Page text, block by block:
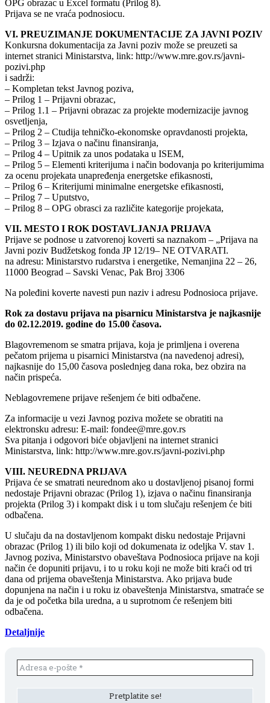
OPG obrazac u Excel formatu (Prilog 8).
Prijava se ne vraća podnosiocu.
VI. PREUZIMANJE DOKUMENTACIJE ZA JAVNI POZIV
Konkursna dokumentacija za Javni poziv može se preuzeti sa
internet stranici Ministarstva, link: http://www.mre.gov.rs/javni-
pozivi.php
i sadrži:
– Kompletan tekst Javnog poziva,
– Prilog 1 – Prijavni obrazac,
– Prilog 1.1 – Prijavni obrazac za projekte modernizacije javnog
osvetljenja,
– Prilog 2 – Ctudija tehničko-ekonomske opravdanosti projekta,
– Prilog 3 – Izjava o načinu finansiranja,
– Prilog 4 – Upitnik za unos podataka u ISEM,
– Prilog 5 – Elementi kriterijuma i način bodovanja po kriterijumima
za ocenu projekata unapređenja energetske efikasnosti,
– Prilog 6 – Kriterijumi minimalne energetske efikasnosti,
– Prilog 7 – Uputstvo,
– Prilog 8 – OPG obrasci za različite kategorije projekata,
VII. MESTO I ROK DOSTAVLJANJA PRIJAVA
Prijave se podnose u zatvorenoj koverti sa naznakom – „Prijava na
Javni poziv Budžetskog fonda JP 12/19– NE OTVARATI.
na adresu: Ministarstvo rudarstva i energetike, Nemanjina 22 – 26,
11000 Beograd – Savski Venac, Pak Broj 3306
Na poleđini koverte navesti pun naziv i adresu Podnosioca prijave.
Rok za dostavu prijava na pisarnicu Ministarstva je najkasnije
do 02.12.2019. godine do 15.00 časova.
Blagovremenom se smatra prijava, koja je primljena i overena
pečatom prijema u pisarnici Ministarstva (na navedenoj adresi),
najkasnije do 15,00 časova poslednjeg dana roka, bez obzira na
način prispeća.
Neblagovremene prijave rešenjem će biti odbačene.
Za informacije u vezi Javnog poziva možete se obratiti na
elektronsku adresu: E-mail: fondee@mre.gov.rs
Sva pitanja i odgovori biće objavljeni na internet stranici
Ministarstva, link: http://www.mre.gov.rs/javni-pozivi.php
VIII. NEUREDNA PRIJAVA
Prijava će se smatrati neurednom ako u dostavljenoj pisanoj formi
nedostaje Prijavni obrazac (Prilog 1), izjava o načinu finansiranja
projekta (Prilog 3) i kompakt disk i u tom slučaju rešenjem će biti
odbačena.
U slučaju da na dostavljenom kompakt disku nedostaje Prijavni
obrazac (Prilog 1) ili bilo koji od dokumenata iz odeljka V. stav 1.
Javnog poziva, Ministarstvo obaveštava Podnosioca prijave na koji
način će dopuniti prijavu, i to u roku koji ne može biti kraći od tri
dana od prijema obaveštenja Ministarstva. Ako prijava bude
dopunjena na način i u roku iz obaveštenja Ministarstva, smatraće se
da je od početka bila uredna, a u suprotnom će rešenjem biti
odbačena.
Detaljnije